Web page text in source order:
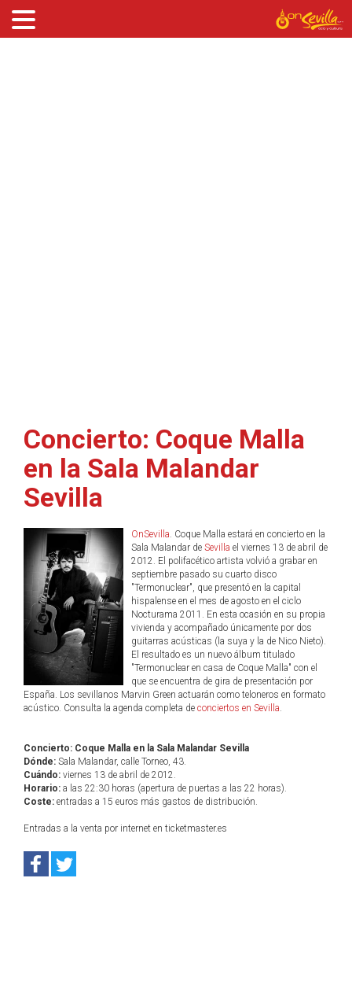
Concierto: Coque Malla
en la Sala Malandar
Sevilla
OnSevilla. Coque Malla estará en concierto en la
Sala Malandar de Sevilla el viernes 13 de abril de
2012. El polifacético artista volvió a grabar en
septiembre pasado su cuarto disco
"Termonuclear", que presentó en la capital
hispalense en el mes de agosto en el ciclo
Nocturama 2011. En esta ocasión en su propia
vivienda y acompañado únicamente por dos
guitarras acústicas (la suya y la de Nico Nieto).
El resultado es un nuevo álbum titulado
"Termonuclear en casa de Coque Malla" con el
que se encuentra de gira de presentación por
España. Los sevillanos Marvin Green actuarán como teloneros en formato
acústico. Consulta la agenda completa de conciertos en Sevilla.
Concierto: Coque Malla en la Sala Malandar Sevilla
Dónde: Sala Malandar, calle Torneo, 43.
Cuándo: viernes 13 de abril de 2012.
Horario: a las 22:30 horas (apertura de puertas a las 22 horas).
Coste: entradas a 15 euros más gastos de distribución.
Entradas a la venta por internet en ticketmaster.es